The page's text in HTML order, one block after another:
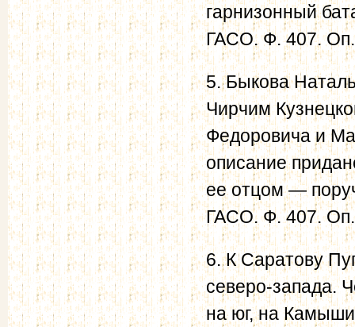
гарнизонный
ГАСО. Ф. 407.
5. Быкова
Чирчим
Федоровича и
описание
ее отцом —
ГАСО. Ф. 407.
6. К Саратову
северо-запада.
на юг, на